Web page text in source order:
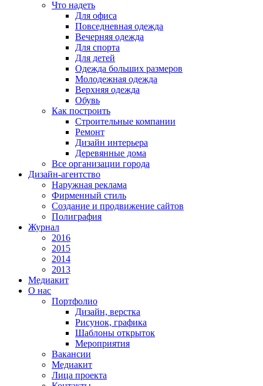
Что надеть
Для офиса
Повседневная одежда
Вечерняя одежда
Для спорта
Для детей
Одежда больших размеров
Молодежная одежда
Верхняя одежда
Обувь
Как построить
Строительные компании
Ремонт
Дизайн интерьера
Деревянные дома
Все организации города
Дизайн-агентство
Наружная реклама
Фирменный стиль
Создание и продвижение сайтов
Полиграфия
Журнал
2016
2015
2014
2013
Медиакит
О нас
Портфолио
Дизайн, верстка
Рисунок, графика
Шаблоны открыток
Мероприятия
Вакансии
Медиакит
Лица проекта